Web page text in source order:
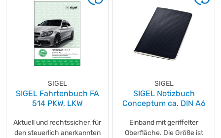
SIGEL
SIGEL Fahrtenbuch FA
514 PKW, LKW
Aktuell und rechtssicher, für
den steuerlich anerkannten
SIGEL
SIGEL Notizbuch
Conceptum ca. DIN A6
Einband mit geriffelter
Oberfläche. Die Größe ist